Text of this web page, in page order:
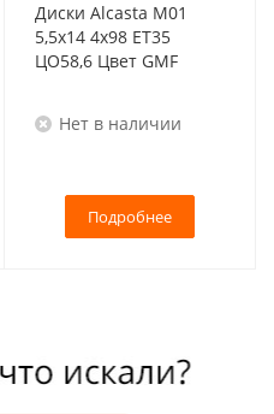
Диски Alcasta M01
5,5x14 4x98 ET35
ЦО58,6 Цвет GMF
Нет в наличии
Подробнее